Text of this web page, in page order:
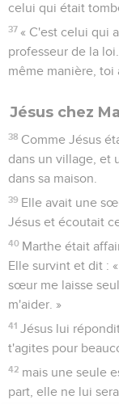
celui qui était
37 « C'est celui qui
professeur de la
même manière, toi
Jésus chez
38 Comme Jésus
dans un village, et
dans sa maison.
39 Elle avait une
Jésus et écoutait
40 Marthe était
Elle survint et dit :
sœur me laisse
m'aider. »
41 Jésus lui
t'agites pour
42 mais une seule
part, elle ne lui